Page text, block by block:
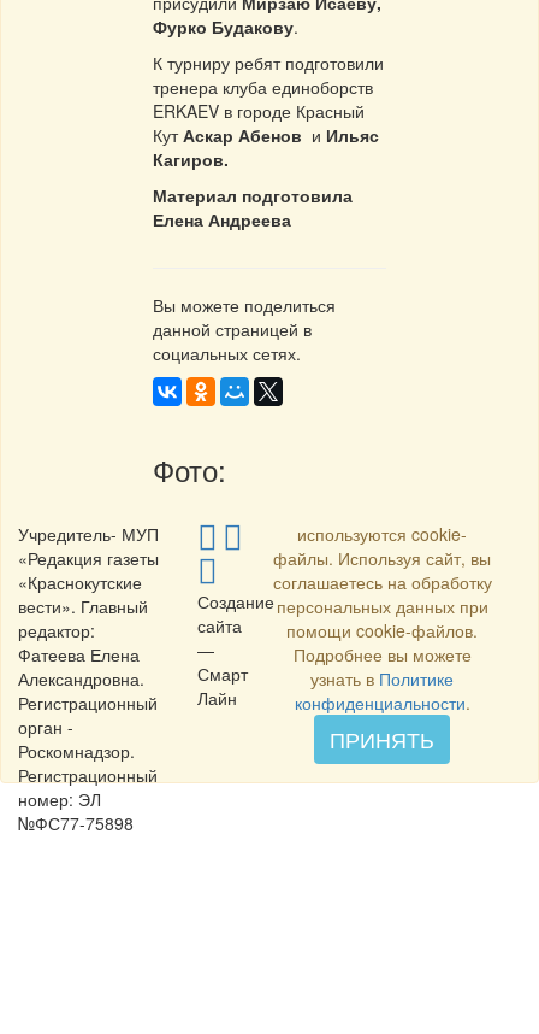
Фурко Будакову.
К турниру ребят подготовили
тренера клуба единоборств
ERKAEV в городе Красный
КутАскар Абенов и Ильяс
Кагиров.
Материал подготовила
Елена Андреева
Вы можете поделиться
данной страницей в
социальных сетях.
Фото:
Учредитель- МУП
«Редакция газеты
«Краснокутские
вести». Главный
редактор:
Фатеева Елена
Александровна.
Регистрационный
орган -
Роскомнадзор.
Регистрационный
номер: ЭЛ
№ФС77-75898
Создание
сайта
—
Смарт
Лайн
используются cookie-
файлы. Используя сайт, вы
соглашаетесь на обработку
персональных данных при
помощи cookie-файлов.
Подробнее вы можете
узнать в Политике
конфиденциальности.
ПРИНЯТЬ